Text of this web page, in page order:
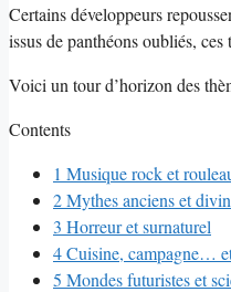
Certains développeurs
issus de panthéons oubliés,
Voici un tour d’horizon des
Contents
1 Musique rock et
2Mythes anciens et
3 Horreur et surnaturel
4Cuisine, campagne…
5 Mondes futuristes et